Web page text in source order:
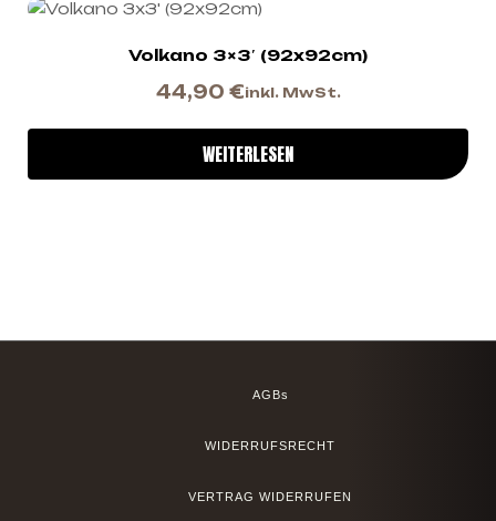
Volkano 3×3′ (92x92cm)
44,90 €inkl. MwSt.
WEITERLESEN
AGBs
WIDERRUFSRECHT
VERTRAG WIDERRUFEN